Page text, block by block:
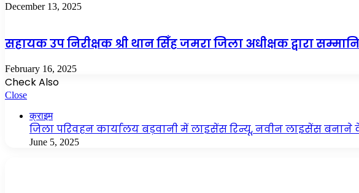
December 13, 2025
सहायक उप निरीक्षक श्री थान सिँह जमरा जिला अधीक्षक द्वारा
February 16, 2025
Check Also
Close
क्राइम
जिला परिवहन कार्यालय बड़वानी में लाइसेंस रिन्यू, नवीन लाइसेंस
June 5, 2025